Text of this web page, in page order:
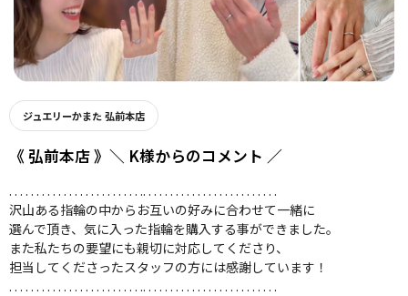
ジュエリーかまた 弘前本店
《 弘前本店 》＼ K様からのコメント ／
. . . . . . . . . . . . . . . . . . . . . . . . .. . . . . . . . . . . . . . . . . . . . . . . . .
沢山ある指輪の中からお互いの好みに合わせて一緒に
選んで頂き、気に入った指輪を購入する事ができました。
また私たちの要望にも親切に対応してくださり、
担当してくださったスタッフの方には感謝しています！
. . . . . . . . . . . . . . . . . . . . . . . . .. . . . . . . . . . . . . . . . . . . . . . . . .